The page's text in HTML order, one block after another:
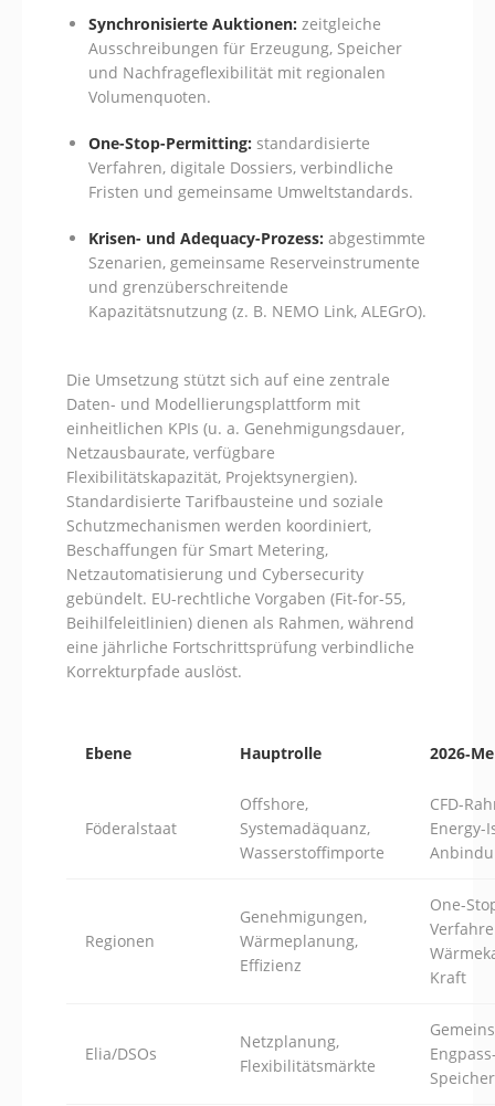
Synchronisierte Auktionen: zeitgleiche
Ausschreibungen für Erzeugung, Speicher
und Nachfrageflexibilität mit regionalen
Volumenquoten.
One-Stop-Permitting: standardisierte
Verfahren, digitale Dossiers, verbindliche
Fristen und gemeinsame Umweltstandards.
Krisen- und Adequacy-Prozess: abgestimmte
Szenarien, gemeinsame Reserveinstrumente
und grenzüberschreitende
Kapazitätsnutzung (z. B. NEMO Link, ALEGrO).
Die Umsetzung stützt sich auf eine zentrale
Daten- und Modellierungsplattform mit
einheitlichen KPIs (u. a. Genehmigungsdauer,
Netzausbaurate, verfügbare
Flexibilitätskapazität, Projektsynergien).
Standardisierte Tarifbausteine und soziale
Schutzmechanismen werden koordiniert,
Beschaffungen für Smart Metering,
Netzautomatisierung und Cybersecurity
gebündelt. EU-rechtliche Vorgaben (Fit-for-55,
Beihilfeleitlinien) dienen als Rahmen, während
eine jährliche Fortschrittsprüfung verbindliche
Korrekturpfade auslöst.
Ebene Hauptrolle
Föderalstaat
Offshore,
Systemadäquanz,
Wasserstoffimporte
CFD-
Energy-
Regionen
Genehmigungen,
Wärmeplanung,
Effizienz
One-
Kraft
Elia/DSOs
Netzplanung,
Flexibilitätsmärkte